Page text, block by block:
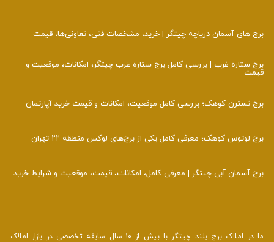
برج‌ های آسمان دریاچه چیتگر | خرید، مشخصات فنی، تعاونی‌ها، قیمت
برج ستاره غرب | بررسی کامل برج ستاره غرب چیتگر، امکانات، موقعیت و
قیمت
برج نسترن کوهک؛ بررسی کامل موقعیت، امکانات و قیمت خرید آپارتمان
برج لوتوس کوهک؛ معرفی کامل یکی از برج‌های لوکس منطقه ۲۲ تهران
برج آسمان آبی چیتگر | معرفی کامل، امکانات، قیمت، موقعیت و شرایط خرید
ما در املاک برج بلند چیتگر با بیش از ۱۰ سال سابقه تخصصی در بازار املاک